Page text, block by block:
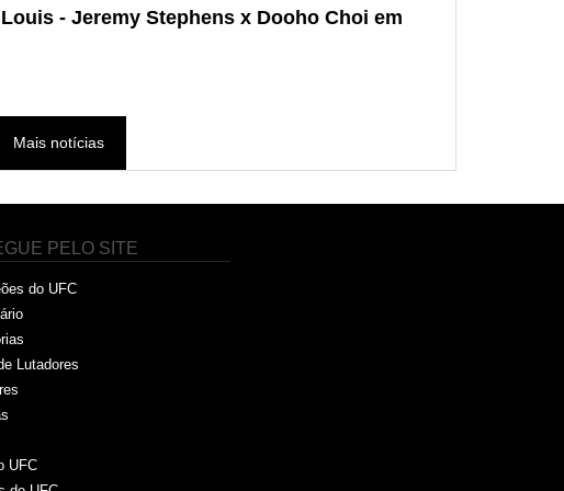
- Jeremy Stephens x Dooho Choi em
Mais notícias
PELO SITE
do UFC
Lutadores
UFC